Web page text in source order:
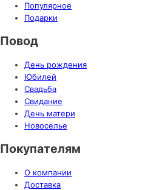
Популярное
Подарки
Повод
День рождения
Юбилей
Свадьба
Свидание
День матери
Новоселье
Покупателям
О компании
Доставка